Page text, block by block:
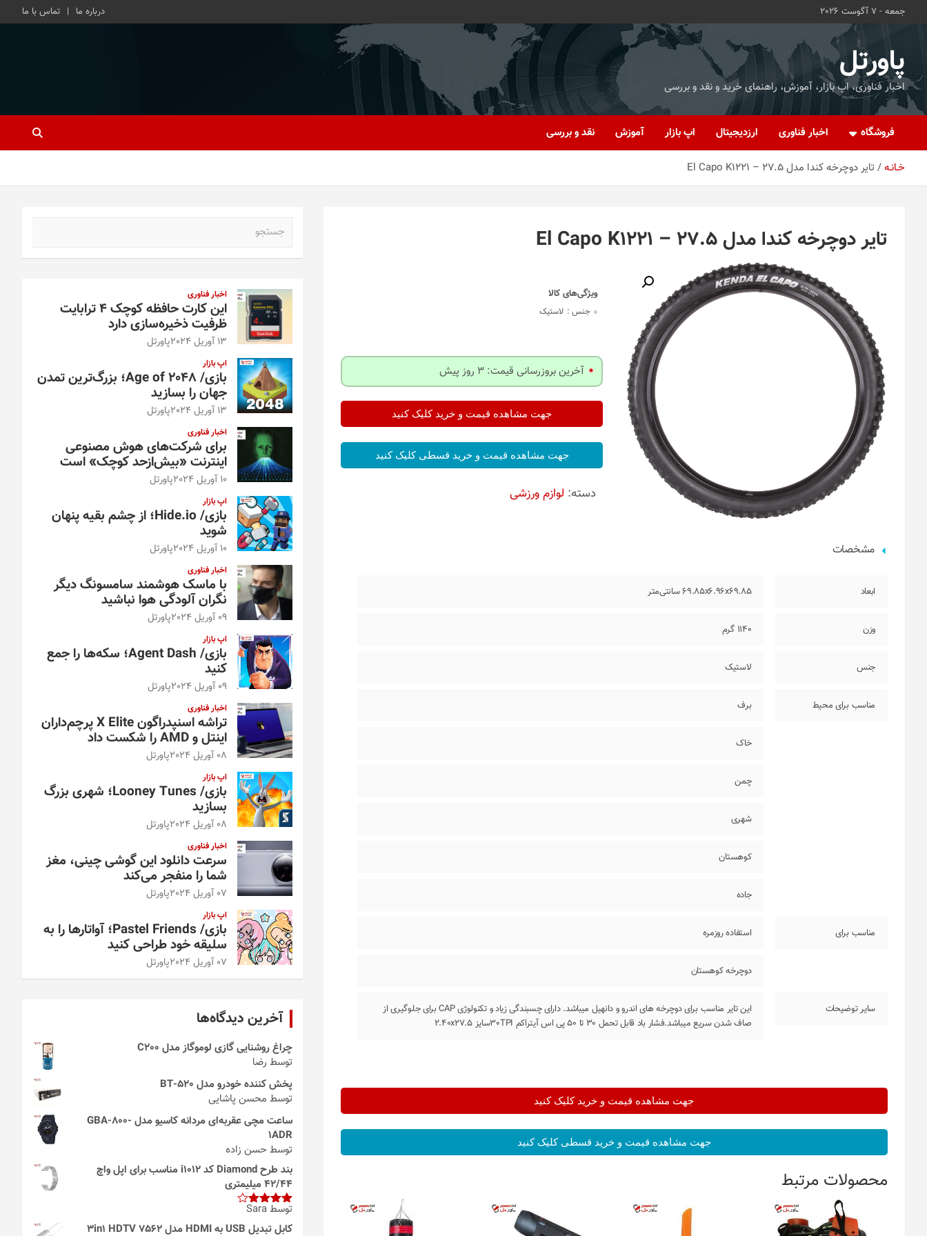
جمعه - 7 آگوست 2026 درباره ما تماس با ما
پاورتل
اخبار فناوری، اپ بازار، آموزش، راهنمای خرید و نقد و بررسی
فروشگاه اخبار فناوری ارزدیجیتال اپ بازار آموزش نقد و بررسی
خـانـه تایر دوچرخه کندا مدل El Capo K1221 – 27.5
تایر دوچرخه کندا مدل El Capo K1221 – 27.5
جنس : لاستیک
آخرین بروزرسانی قیمت: 3 روز پیش
جهت مشاهده قیمت و خرید کلیک کنید
جهت مشاهده قیمت و خرید قسطی کلیک کنید
دسته: لوازم ورزشی
مشخصات
ابعاد 69.85x6.96x69.85 سانتی‌متر
وزن 1140 گرم
جنس لاستیک
مناسب برای محیط برف
خاک
چمن
شهری
کوهستان
جاده
مناسب برای استفاده روزمره
دوچرخه کوهستان
سایر توضیحات
این تایر مناسب برای دوچرخه های اندرو و دانهیل میباشد. دارای چسبندگی زیاد و تکنولوژی CAP برای جلوگیری از
صاف شدن سریع میباشد.فشار باد قابل تحمل 30 تا 50 پی اس آیتراکم 30TPIسایز 2.40x27.5
جهت مشاهده قیمت و خرید کلیک کنید
جهت مشاهده قیمت و خرید قسطی کلیک کنید
محصولات مرتبط
اخبار فناوری
این کارت حافظه کوچک ۴ ترابایت
ظرفیت ذخیره‌سازی دارد
13 آوریل 2024 پاورتل
اپ بازار
بازی/ Age of 2048؛ بزرگ‌ترین تمدن
جهان را بسازید
13 آوریل 2024 پاورتل
اخبار فناوری
برای شرکت‌های هوش مصنوعی
اینترنت «بیش‌از‌حد کوچک» است
10 آوریل 2024 پاورتل
اپ بازار
بازی/ Hide.io؛ از چشم بقیه پنهان
شوید
10 آوریل 2024 پاورتل
اخبار فناوری
با ماسک هوشمند سامسونگ دیگر
نگران آلودگی هوا نباشید
09 آوریل 2024 پاورتل
اپ بازار
بازی/ Agent Dash؛ سکه‌ها را جمع
کنید
09 آوریل 2024 پاورتل
اخبار فناوری
تراشه اسنپدراگون X Elite پرچم‌داران
اینتل و AMD را شکست داد
08 آوریل 2024 پاورتل
اپ بازار
بازی/ Looney Tunes؛ شهری بزرگ
بسازید
08 آوریل 2024 پاورتل
اخبار فناوری
سرعت دانلود این گوشی چینی، مغز
شما را منفجر می‌کند
07 آوریل 2024 پاورتل
اپ بازار
بازی/ Pastel Friends؛ آواتارها را به
سلیقه خود طراحی کنید
07 آوریل 2024 پاورتل
آخرین دیدگاه‌ها
چراغ روشنایی گازی لوموگاز مدل C200
توسط رضا
پخش کننده خودرو مدل 520-BT
توسط محسن پاشایی
ساعت مچی عقربه‌ای مردانه کاسیو مدل GBA-800-
1ADR
توسط حسن زاده
بند طرح Diamond کد i1012 مناسب برای اپل واچ
42/44 میلیمتری
امتیاز4
از 5
توسط Sara
کابل تبدیل USB به HDMI مدل 3in1 HDTV 7562